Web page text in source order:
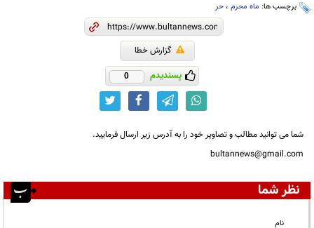
برچسب ها: ماه محرم ، حر
گزارش خطا
پسندیدم 0
شما می توانید مطالب و تصاویر خود را به آدرس زیر ارسال فرمایید.
bultannews@gmail.com
نظر شما
نام